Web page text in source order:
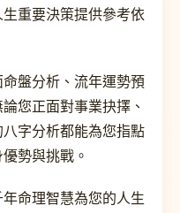
重要決策提供參考依
盤分析、流年運勢預
您正面對事業抉擇、
字分析都能為您指點
勢與挑戰。
命理智慧為您的人生